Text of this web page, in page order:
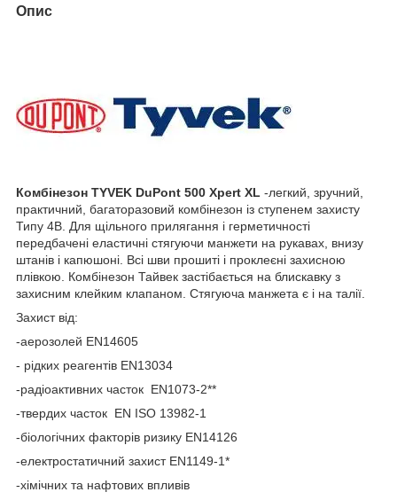
Опис
Комбінезон TYVEK DuPont 500 Xpert XL -легкий, зручний,
практичний, багаторазовий комбінезон із ступенем захисту
Типу 4В. Для щільного прилягання і герметичності
передбачені еластичні стягуючи манжети на рукавах, внизу
штанів і капюшоні. Всі шви прошиті і проклеєні захисною
плівкою. Комбінезон Тайвек застібається на блискавку з
захисним клейким клапаном. Стягуюча манжета є і на талії.
Захист від:
-аерозолей EN14605
- рідких реагентів EN13034
-радіоактивних часток EN1073-2**
-твердих часток EN ISO 13982-1
-біологічних факторів ризику EN14126
-електростатичний захист EN1149-1*
-хімічних та нафтових впливів